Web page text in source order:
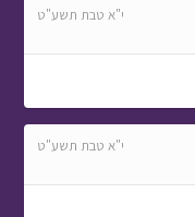
י"א טבת תשע"ט
י"א טבת תשע"ט